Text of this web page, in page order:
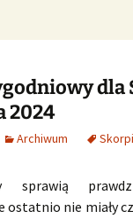
dla
2024
Archiwum
sprawią
nie miały